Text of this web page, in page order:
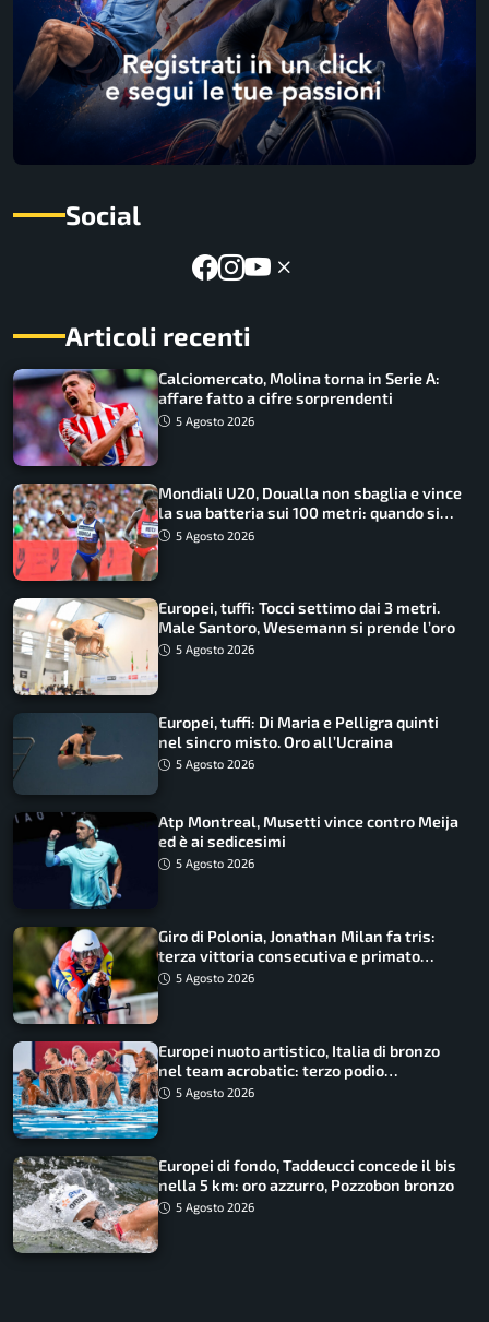
Social
Articoli recenti
Calciomercato, Molina torna in Serie A:
affare fatto a cifre sorprendenti
5 Agosto 2026
Mondiali U20, Doualla non sbaglia e vince
la sua batteria sui 100 metri: quando si
disputano le finali
5 Agosto 2026
Europei, tuffi: Tocci settimo dai 3 metri.
Male Santoro, Wesemann si prende l’oro
5 Agosto 2026
Europei, tuffi: Di Maria e Pelligra quinti
nel sincro misto. Oro all’Ucraina
5 Agosto 2026
Atp Montreal, Musetti vince contro Meija
ed è ai sedicesimi
5 Agosto 2026
Giro di Polonia, Jonathan Milan fa tris:
terza vittoria consecutiva e primato
rafforzato
5 Agosto 2026
Europei nuoto artistico, Italia di bronzo
nel team acrobatic: terzo podio
consecutivo
5 Agosto 2026
Europei di fondo, Taddeucci concede il bis
nella 5 km: oro azzurro, Pozzobon bronzo
5 Agosto 2026